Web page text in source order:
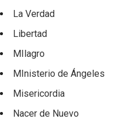
La Verdad
Libertad
MIlagro
MInisterio de Ángeles
Misericordia
Nacer de Nuevo